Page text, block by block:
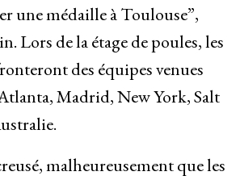
une médaille à Toulouse”,
Lors de la étage de poules, les
des équipes venues
Madrid, New York, Salt
malheureusement que les